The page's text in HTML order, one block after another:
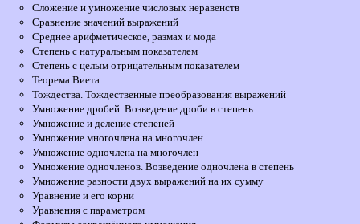
Сложение и умножение числовых неравенств
Сравнение значений выражений
Среднее арифметическое, размах и мода
Степень с натуральным показателем
Степень с целым отрицательным показателем
Теорема Виета
Тождества. Тождественные преобразования выражений
Умножение дробей. Возведение дроби в степень
Умножение и деление степеней
Умножение многочлена на многочлен
Умножение одночлена на многочлен
Умножение одночленов. Возведение одночлена в степень
Умножение разности двух выражений на их сумму
Уравнение и его корни
Уравнения с параметром